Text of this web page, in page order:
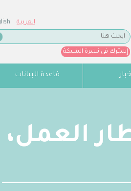
العربية
إشترك في نشرة الشبكة
قاعدة البيانات
العمل،